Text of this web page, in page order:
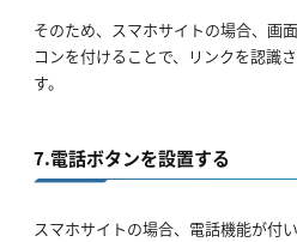
そのため、スマホサイトの場合、画
コンを付けることで、リンクを認識
す。
7.電話ボタンを設置する
スマホサイトの場合、電話機能が付